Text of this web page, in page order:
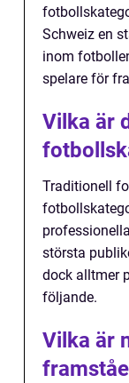
Schweiz en
inom
spelare för
Vilka är
Traditionell
största
dock alltmer
följande.
Vilka är